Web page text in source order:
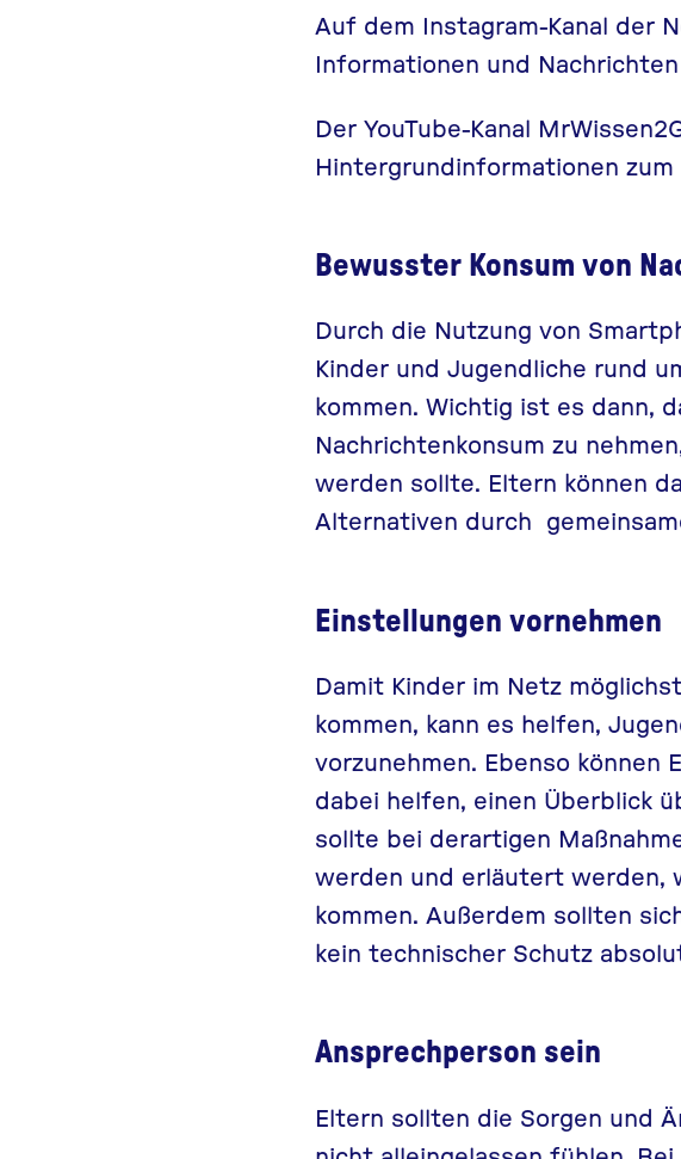
Auf dem Instagram-Kanal der
Informationen und Nachrichten
Der YouTube-Kanal
Hintergrundinformationen zum
Bewusster Konsum von
Durch die Nutzung von
Kinder und Jugendliche rund
kommen. Wichtig ist es dann,
Nachrichtenkonsum zu
werden sollte. Eltern können
Alternativen durch
Einstellungen vornehmen
Damit Kinder im Netz
kommen, kann es helfen,
vorzunehmen. Ebenso können
dabei helfen, einen Überblick
sollte bei derartigen
werden und erläutert werden,
kommen. Außerdem sollten
kein technischer Schutz
Ansprechperson sein
Eltern sollten die Sorgen und